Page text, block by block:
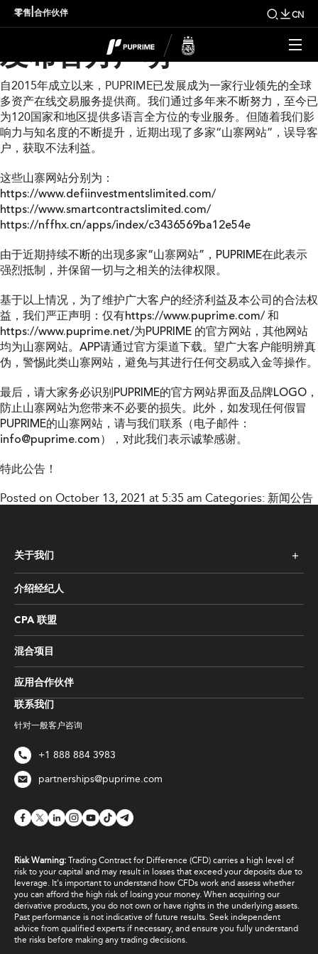
零售 合作伙伴 CN
PUPRIME 针对山寨网站
发布官方声明
自2015年成立以来，PUPRIME已发展成为一家行业领先的全球
多资产在线交易服务提供商。我们通过多年来不断努力，至今已
为120国家和地区提供多语言全方位的专业服务。但随着我们影
响力与知名度的不断提升，近期出现了多家“山寨网站”，误导客
户，获取不法利益。
这些山寨网站分别为：
https://www.defiinvestmentslimited.com/
https://www.smartcontractslimited.com/
https://nffhx.cn/apps/index/c3436569ba12e54e
由于近期持续不断的出现多家“山寨网站”，PUPRIME在此表示
强烈抵制，并保留一切与之相关的法律权限。
基于以上情况，为了维护广大客户的经济利益及本公司的合法权
益，我们严正声明： 仅有https://www.puprime.com/ 和
https://www.puprime.net/为PUPRIME 的官方网站，其他网站
均为山寨网站。APP请通过官方渠道下载。望广大客户能明辨真
伪，警惕此类山寨网站，避免与其进行任何交易或入金等操作。
最后，请大家务必识别PUPRIME的官方网站界面及品牌LOGO，
防止山寨网站为您带来不必要的损失。此外，如发现任何假冒
PUPRIME的山寨网站，请与我们联系（电子邮件：
info@puprime.com），对此我们表示诚挚感谢。
特此公告！
Posted on October 13, 2021 at 5:35 am Categories: 新闻公告
联系我们
针对一般客户咨询
+1 888 884 3983
partnerships@puprime.com
关于我们
介绍经纪人
CPA 联盟
混合项目
应用合作伙伴
Risk Warning: Trading Contract for Difference (CFD) carries a high level of
risk to your capital and may result in losses that exceed your deposits due to
leverage. It's important to understand how CFDs work and assess whether
you can afford the high risk of losing your money. When acquiring our
derivative products, you do not own or have rights in the underlying assets.
Past performance is not indicative of future results. Seek independent
advice from qualified experts if necessary, and ensure you fully understand
the risks before making any trading decisions.